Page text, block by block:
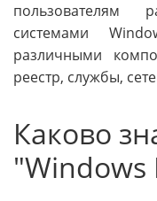
пользователям
системами
различными
реестр, службы,
Каково
"Windows